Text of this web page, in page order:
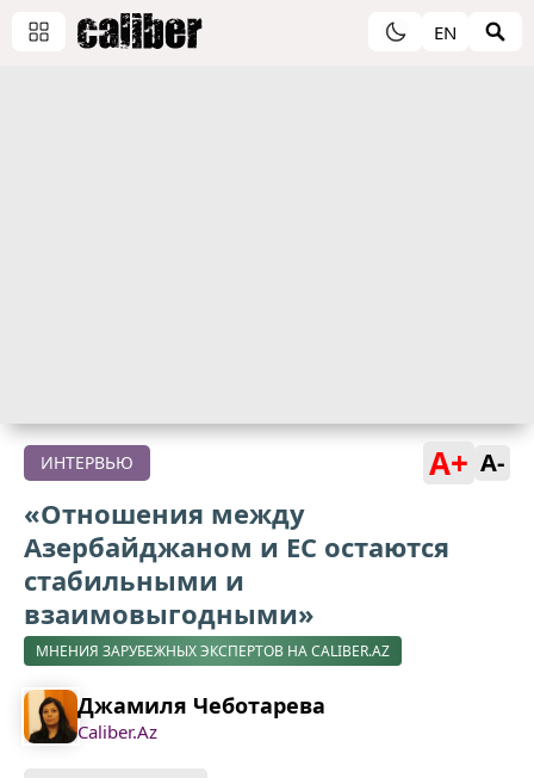
EN
ИНТЕРВЬЮ A+ A-
«Отношения между
Азербайджаном и ЕС остаются
стабильными и
взаимовыгодными»
МНЕНИЯ ЗАРУБЕЖНЫХ ЭКСПЕРТОВ НА CALIBER.AZ
Джамиля Чеботарева
Caliber.Az